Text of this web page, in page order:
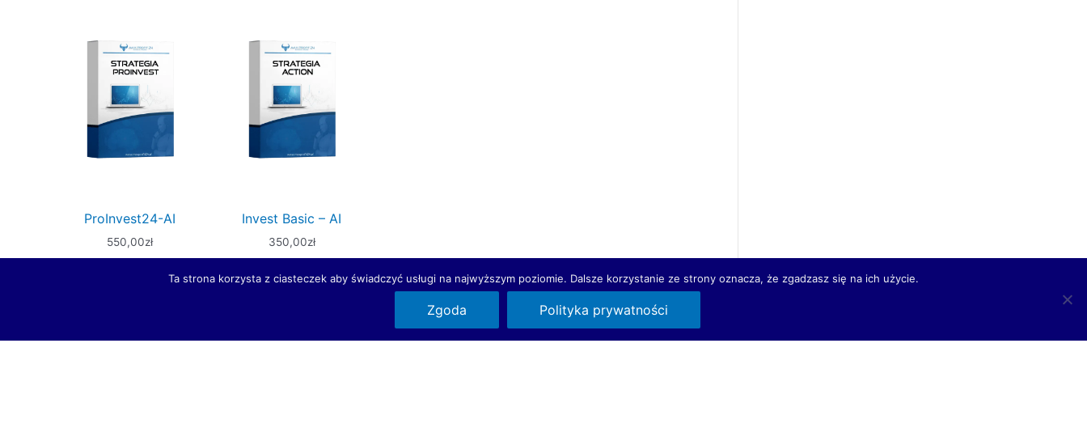
ProInvest24-AI
550,00zł
Invest Basic – AI
350,00zł
Dodaj do
Ta strona korzysta z ciasteczek aby świadczyć usługi na najwyższym poziomie. Dalsze korzystanie ze strony oznacza, że zgadzasz się na ich użycie.
Zgoda Polityka prywatności